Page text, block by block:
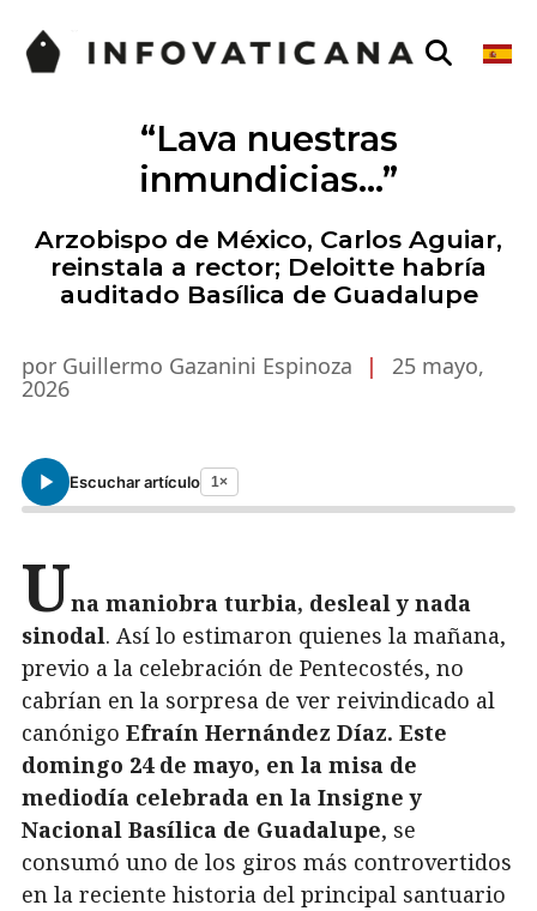
“Lava nuestras
inmundicias…”
Arzobispo de México, Carlos Aguiar,
reinstala a rector; Deloitte habría
auditado Basílica de Guadalupe
por Guillermo Gazanini Espinoza | 25 mayo,
2026
Escuchar artículo 1×
Una maniobra turbia, desleal y nada
sinodal. Así lo estimaron quienes la mañana,
previo a la celebración de Pentecostés, no
cabrían en la sorpresa de ver reivindicado al
canónigo Efraín Hernández Díaz. Este
domingo 24 de mayo, en la misa de
mediodía celebrada en la Insigne y
Nacional Basílica de Guadalupe, se
consumó uno de los giros más controvertidos
en la reciente historia del principal santuario